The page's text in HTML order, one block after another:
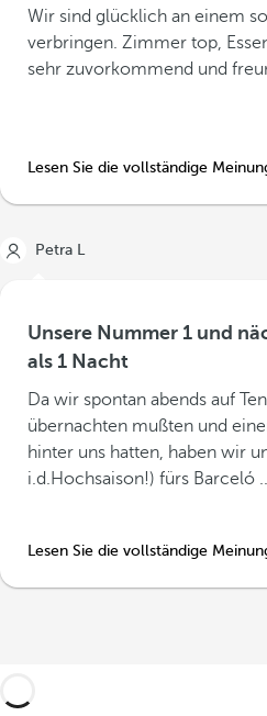
Wir sind glücklich an einem
verbringen. Zimmer top,
sehr zuvorkommend und
Lesen Sie die vollständige
Petra L
Unsere Nummer 1 und
als 1 Nacht
Da wir spontan abends auf
übernachten mußten und
hinter uns hatten, haben wir
i.d.Hochsaison!) fürs Barceló
Lesen Sie die vollständige